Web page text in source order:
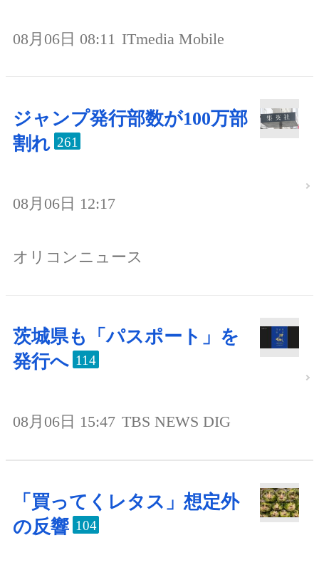
08月06日 08:11 ITmedia Mobile
ジャンプ発行部数が100万部
割れ 261
08月06日 12:17
オリコンニュース
茨城県も「パスポート」を
発行へ 114
08月06日 15:47 TBS NEWS DIG
「買ってくレタス」想定外
の反響 104